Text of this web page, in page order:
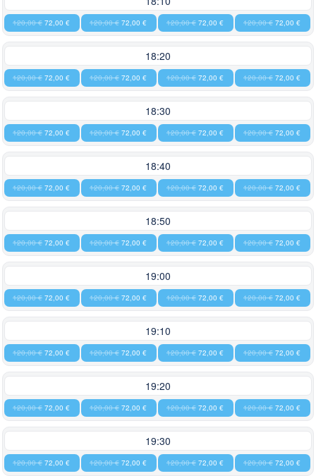
120,00 € 72,00 € 120,00 € 72,00 € 120,00 € 72,00 € 120,00 € 72,00 €
18:20
120,00 € 72,00 € 120,00 € 72,00 € 120,00 € 72,00 € 120,00 € 72,00 €
18:30
120,00 € 72,00 € 120,00 € 72,00 € 120,00 € 72,00 € 120,00 € 72,00 €
18:40
120,00 € 72,00 € 120,00 € 72,00 € 120,00 € 72,00 € 120,00 € 72,00 €
18:50
120,00 € 72,00 € 120,00 € 72,00 € 120,00 € 72,00 € 120,00 € 72,00 €
19:00
120,00 € 72,00 € 120,00 € 72,00 € 120,00 € 72,00 € 120,00 € 72,00 €
19:10
120,00 € 72,00 € 120,00 € 72,00 € 120,00 € 72,00 € 120,00 € 72,00 €
19:20
120,00 € 72,00 € 120,00 € 72,00 € 120,00 € 72,00 € 120,00 € 72,00 €
19:30
120,00 € 72,00 € 120,00 € 72,00 € 120,00 € 72,00 € 120,00 € 72,00 €